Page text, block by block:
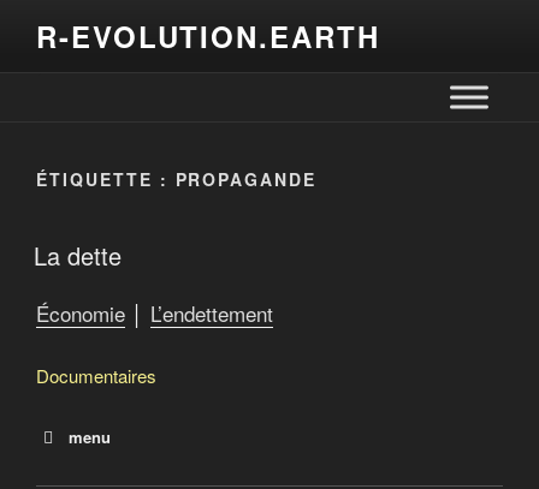
R-EVOLUTION.EARTH
ÉTIQUETTE : PROPAGANDE
La dette
Économie │ L’endettement
Documentaires
menu